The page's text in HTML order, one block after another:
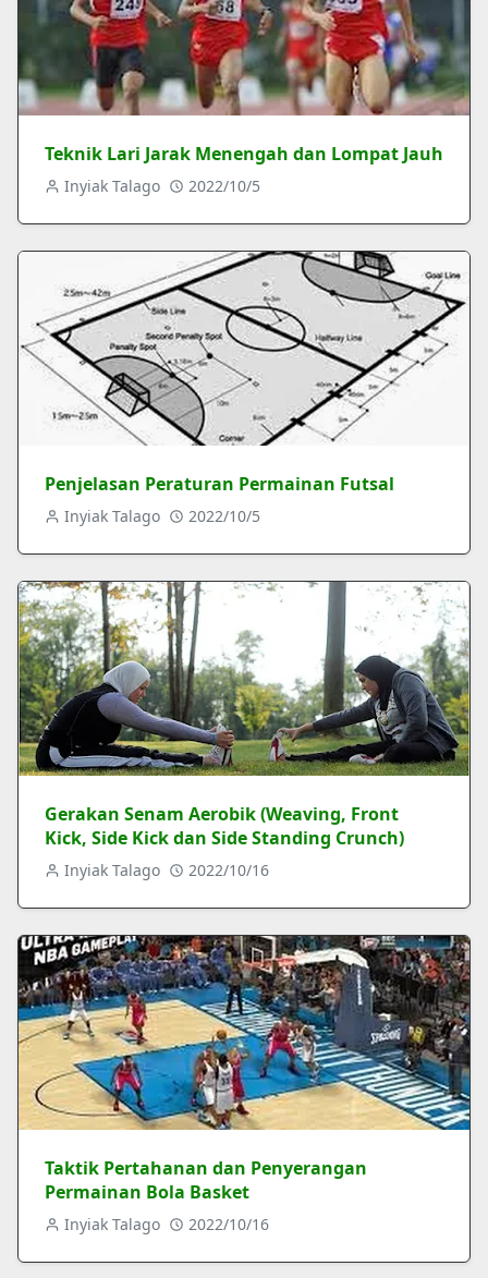
Teknik Lari Jarak Menengah dan Lompat Jauh
Inyiak Talago 2022/10/5
Penjelasan Peraturan Permainan Futsal
Inyiak Talago 2022/10/5
Gerakan Senam Aerobik (Weaving, Front
Kick, Side Kick dan Side Standing Crunch)
Inyiak Talago 2022/10/16
Taktik Pertahanan dan Penyerangan
Permainan Bola Basket
Inyiak Talago 2022/10/16